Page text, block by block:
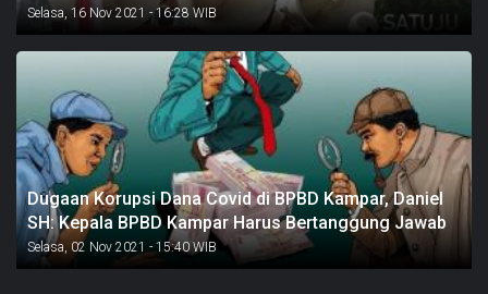
Selasa, 16 Nov 2021 - 16:28 WIB
Dugaan Korupsi Dana Covid di BPBD Kampar, Daniel
SH: Kepala BPBD Kampar Harus Bertanggung Jawab
Selasa, 02 Nov 2021 - 15:40 WIB